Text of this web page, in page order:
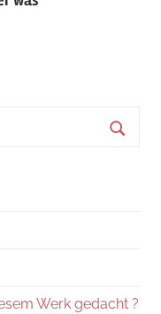
Werk gedacht ?